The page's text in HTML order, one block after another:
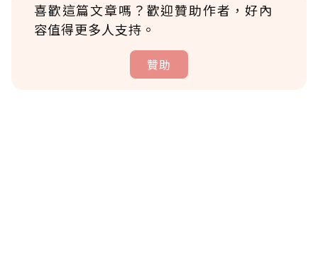
喜歡這篇文章嗎？歡迎贊助作者，好內
容值得更多人支持。
贊助